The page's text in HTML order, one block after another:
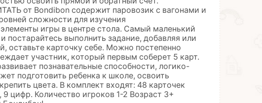
от Bondibon содержит паровозик с вагонами и
сложности для изучения
игры в центре стола. Самый маленький
постарайтесь выполнить задание, добавляя или
оставьте карточку себе. Можно постепенно
участник, который первым соберет 5 карт.
познавательные способности, логико-
подготовить ребенка к школе, освоить
цвета. В комплект входят: 48 карточек
цифр. Количество игроков 1-2 Возраст 3+